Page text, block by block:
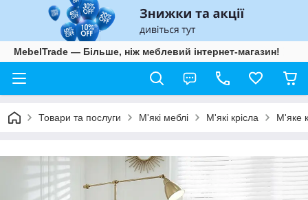
MebelTrade — Більше, ніж меблевий інтернет-магазин!
Товари та послуги М'які меблі М'які крісла М'яке